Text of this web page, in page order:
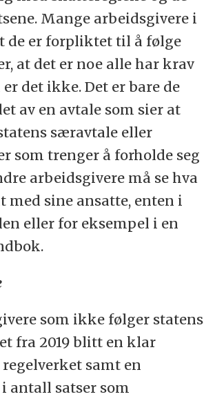
Mange arbeidsgivere i
de er forpliktet til å følge
at det er noe alle har krav
det ikke. Det er bare de
av en avtale som sier at
særavtale eller
som trenger å forholde seg
arbeidsgivere må se hva
med sine ansatte, enten i
eller for eksempel i en
som ikke følger statens
fra 2019 blitt en klar
samt en
antall satser som